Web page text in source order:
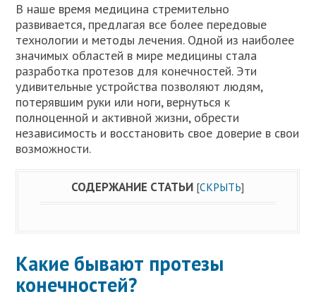
В наше время медицина стремительно
развивается, предлагая все более передовые
технологии и методы лечения. Одной из наиболее
значимых областей в мире медицины стала
разработка протезов для конечностей. Эти
удивительные устройства позволяют людям,
потерявшим руки или ноги, вернуться к
полноценной и активной жизни, обрести
независимость и восстановить свое доверие в свои
возможности.
СОДЕРЖАНИЕ СТАТЬИ [СКРЫТЬ]
Какие бывают протезы
конечностей?